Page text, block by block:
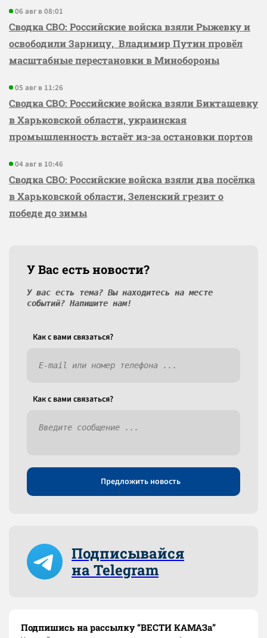
06 авг в 08:01
Сводка СВО: Российские войска взяли Рыжевку и
освободили Зарницу, Владимир Путин провёл
масштабные перестановки в Минобороны
05 авг в 11:26
Сводка СВО: Российские войска взяли Бикташевку
в Харьковской области, украинская
промышленность встаёт из-за остановки портов
04 авг в 10:46
Сводка СВО: Российские войска взяли два посёлка
в Харьковской области, Зеленский грезит о
победе до зимы
У Вас есть новости?
У вас есть тема? Вы находитесь на месте
событий? Напишите нам!
Как c вами связаться?
Как c вами связаться?
Предложить новость
Подписывайся
на Telegram
Подпишись на рассылку “ВЕСТИ КАМАЗа”